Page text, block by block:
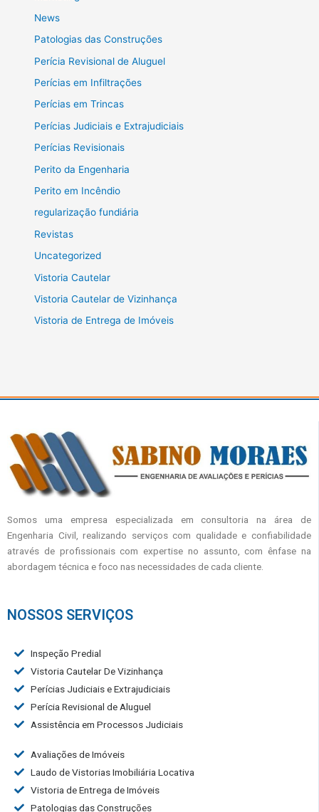
News
Patologias das Construções
Perícia Revisional de Aluguel
Perícias em Infiltrações
Perícias em Trincas
Perícias Judiciais e Extrajudiciais
Perícias Revisionais
Perito da Engenharia
Perito em Incêndio
regularização fundiária
Revistas
Uncategorized
Vistoria Cautelar
Vistoria Cautelar de Vizinhança
Vistoria de Entrega de Imóveis
Somos uma empresa especializada em consultoria na área de
Engenharia Civil, realizando serviços com qualidade e confiabilidade
através de profissionais com expertise no assunto, com ênfase na
abordagem técnica e foco nas necessidades de cada cliente.
NOSSOS SERVIÇOS
Inspeção Predial
Vistoria Cautelar De Vizinhança
Perícias Judiciais e Extrajudiciais
Perícia Revisional de Aluguel
Assistência em Processos Judiciais
Avaliações de Imóveis
Laudo de Vistorias Imobiliária Locativa
Vistoria de Entrega de Imóveis
Patologias das Construções